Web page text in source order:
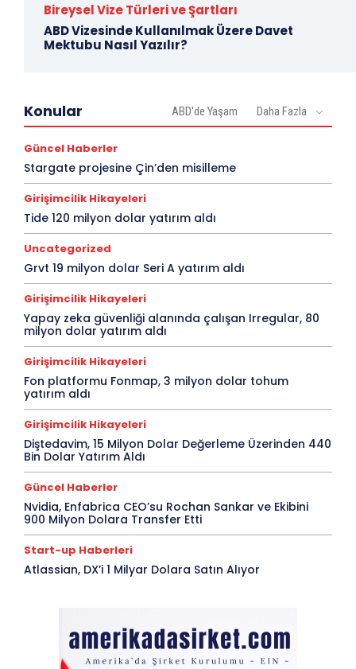
Bireysel Vize Türleri ve Şartları
ABD Vizesinde Kullanılmak Üzere Davet
Mektubu Nasıl Yazılır?
Konular ABD'de Yaşam Daha Fazla
Güncel Haberler
Stargate projesine Çin’den misilleme
Girişimcilik Hikayeleri
Tide 120 milyon dolar yatırım aldı
Uncategorized
Grvt 19 milyon dolar Seri A yatırım aldı
Girişimcilik Hikayeleri
Yapay zeka güvenliği alanında çalışan Irregular, 80
milyon dolar yatırım aldı
Girişimcilik Hikayeleri
Fon platformu Fonmap, 3 milyon dolar tohum
yatırım aldı
Girişimcilik Hikayeleri
Diştedavim, 15 Milyon Dolar Değerleme Üzerinden 440
Bin Dolar Yatırım Aldı
Güncel Haberler
Nvidia, Enfabrica CEO’su Rochan Sankar ve Ekibini
900 Milyon Dolara Transfer Etti
Start-up Haberleri
Atlassian, DX’i 1 Milyar Dolara Satın Alıyor